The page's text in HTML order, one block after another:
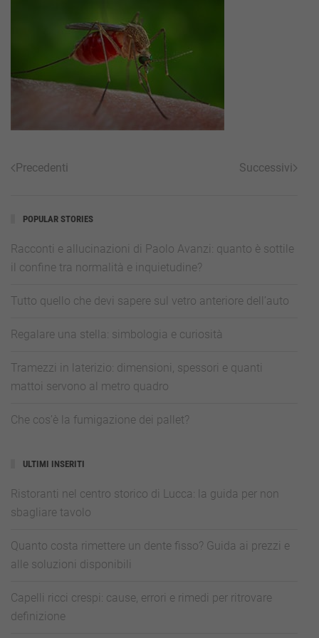
Precedenti Successivi
POPULAR STORIES
Racconti e allucinazioni di Paolo Avanzi: quanto è sottile
il confine tra normalità e inquietudine?
Tutto quello che devi sapere sul vetro anteriore dell’auto
Regalare una stella: simbologia e curiosità
Tramezzi in laterizio: dimensioni, spessori e quanti
mattoi servono al metro quadro
Che cos’è la fumigazione dei pallet?
ULTIMI INSERITI
Ristoranti nel centro storico di Lucca: la guida per non
sbagliare tavolo
Quanto costa rimettere un dente fisso? Guida ai prezzi e
alle soluzioni disponibili
Capelli ricci crespi: cause, errori e rimedi per ritrovare
definizione